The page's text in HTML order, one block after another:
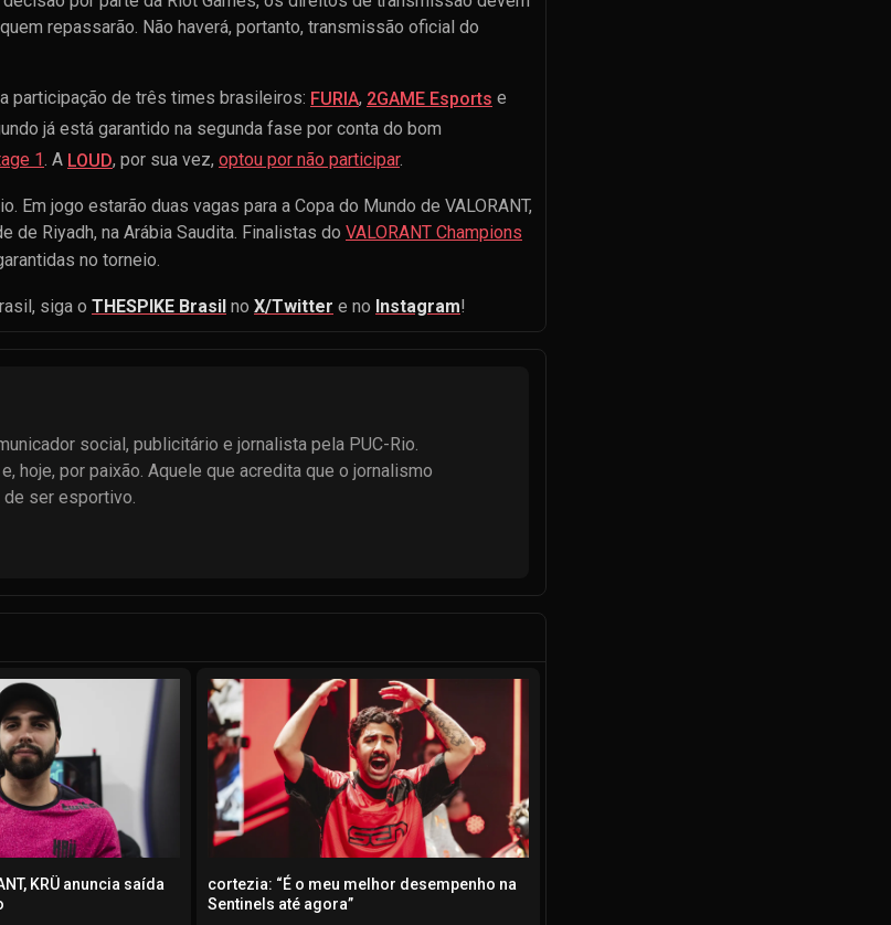
repassarão. Não haverá, portanto, transmissão oficial do
participação de três times brasileiros: FURIA, 2GAME Esports e
já está garantido na segunda fase por conta do bom
1. A LOUD, por sua vez, optou por não participar.
jogo estarão duas vagas para a Copa do Mundo de VALORANT,
de Riyadh, na Arábia Saudita. Finalistas do VALORANT Champions
no torneio.
siga o THESPIKE Brasil no X/Twitter e no Instagram!
social, publicitário e jornalista pela PUC-Rio.
hoje, por paixão. Aquele que acredita que o jornalismo
ser esportivo.
KRÜ anuncia saída
cortezia: “É o meu melhor desempenho na
Sentinels até agora”